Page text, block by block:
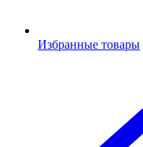
Избранные товары